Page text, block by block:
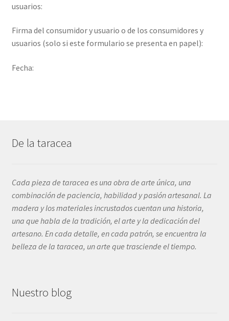
usuarios:
Firma del consumidor y usuario o de los consumidores y
usuarios (solo si este formulario se presenta en papel):
Fecha:
De la taracea
Cada pieza de taracea es una obra de arte única, una
combinación de paciencia, habilidad y pasión artesanal. La
madera y los materiales incrustados cuentan una historia,
una que habla de la tradición, el arte y la dedicación del
artesano. En cada detalle, en cada patrón, se encuentra la
belleza de la taracea, un arte que trasciende el tiempo.
Nuestro blog